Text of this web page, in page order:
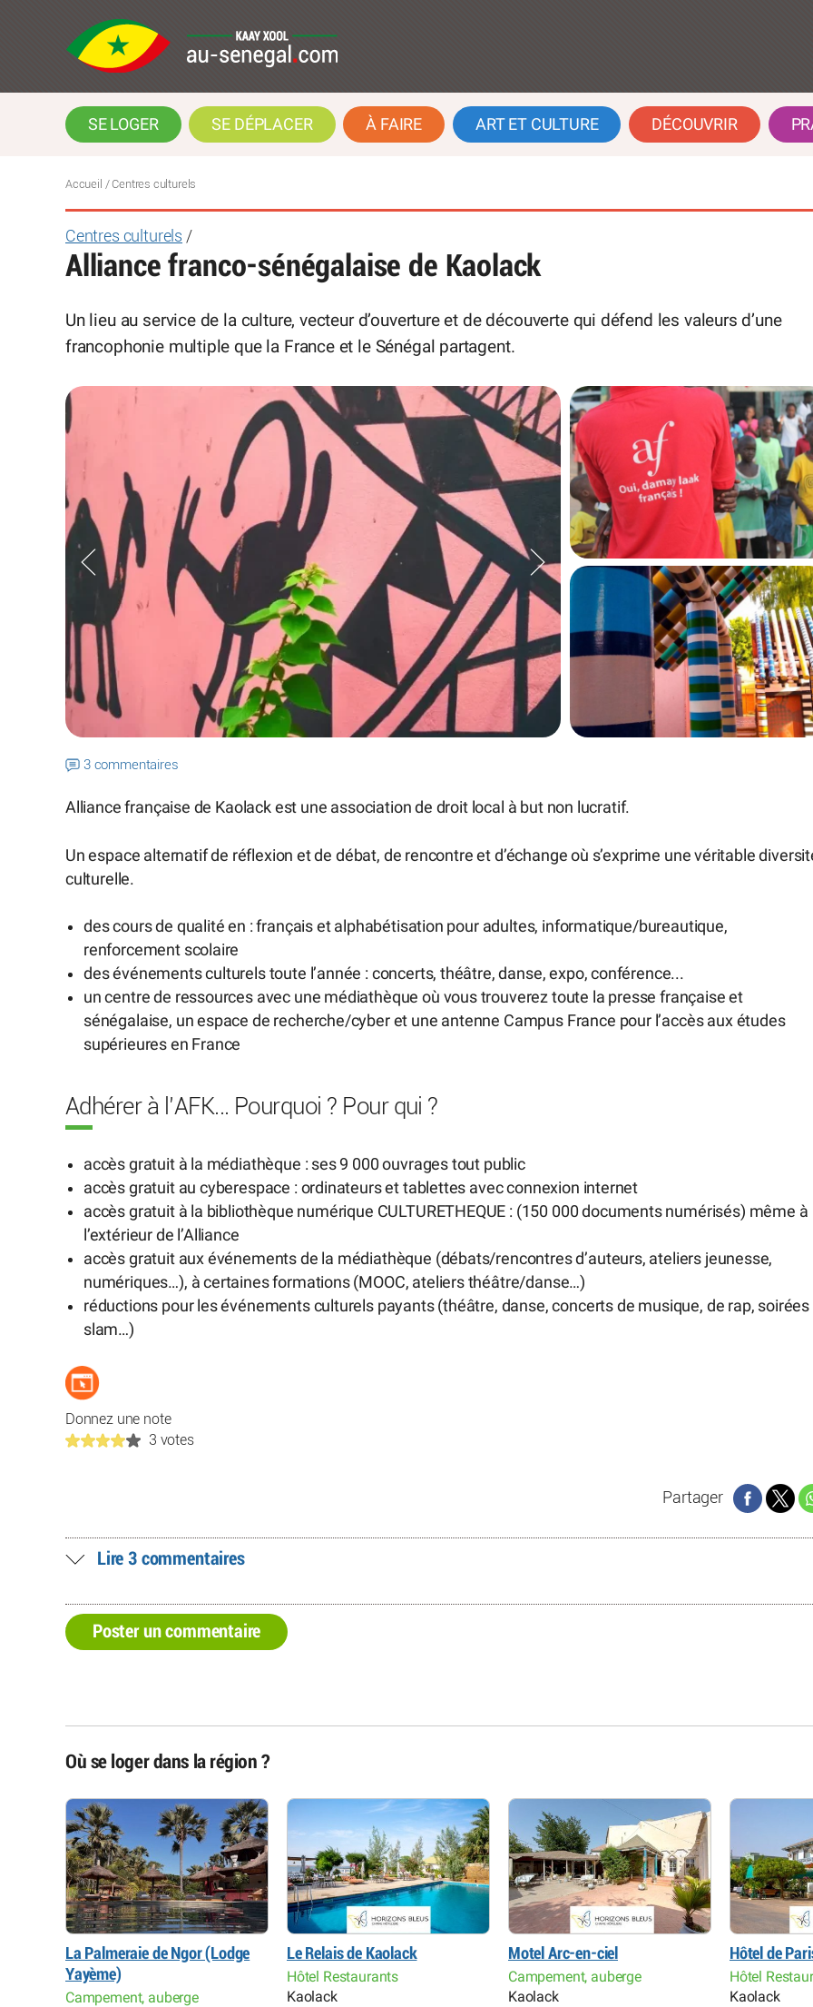
SE LOGER SE DÉPLACER À FAIRE ART ET CULTURE DÉCOUVRIR
Accueil / Centres culturels
Centres culturels /
Alliance franco-sénégalaise de Kaolack
Un lieu au service de la culture, vecteur d’ouverture et de découverte qui défend les valeurs d’une
francophonie multiple que la France et le Sénégal partagent.
3 commentaires
Alliance française de Kaolack est une association de droit local à but non lucratif.
Un espace alternatif de réflexion et de débat, de rencontre et d’échange où s’exprime une véritable
culturelle.
des cours de qualité en : français et alphabétisation pour adultes, informatique/bureautique,
renforcement scolaire
des événements culturels toute l’année : concerts, théâtre, danse, expo, conférence...
un centre de ressources avec une médiathèque où vous trouverez toute la presse française et
sénégalaise, un espace de recherche/cyber et une antenne Campus France pour l’accès aux études
supérieures en France
Adhérer à l’AFK... Pourquoi ? Pour qui ?
accès gratuit à la médiathèque : ses 9 000 ouvrages tout public
accès gratuit au cyberespace : ordinateurs et tablettes avec connexion internet
accès gratuit à la bibliothèque numérique CULTURETHEQUE : (150 000 documents numérisés) même à
l’extérieur de l’Alliance
accès gratuit aux événements de la médiathèque (débats/rencontres d’auteurs, ateliers jeunesse,
numériques…), à certaines formations (MOOC, ateliers théâtre/danse…)
réductions pour les événements culturels payants (théâtre, danse, concerts de musique, de rap, soirées
slam…)
Donnez une note
3 votes
Partager
Lire 3 commentaires
Poster un commentaire
Où se loger dans la région ?
La Palmeraie de Ngor (Lodge
Yayème)
Campement, auberge
Le Relais de Kaolack
Hôtel Restaurants
Kaolack
Motel Arc-en-ciel
Campement, auberge
Kaolack
Hôtel de
Hôtel
Kaolack